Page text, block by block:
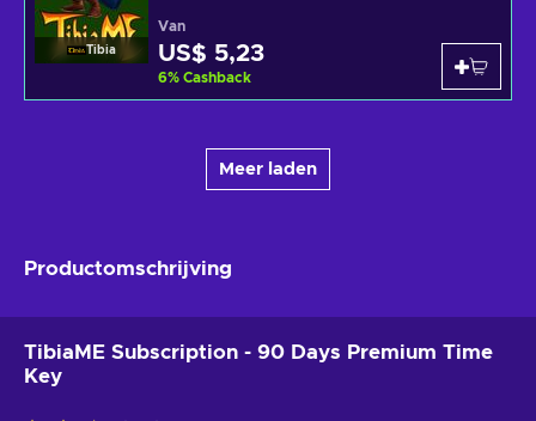
Tibia
Van
US$ 5,23
6% Cashback
Meer laden
Productomschrijving
TibiaME Subscription - 90 Days Premium Time
Key